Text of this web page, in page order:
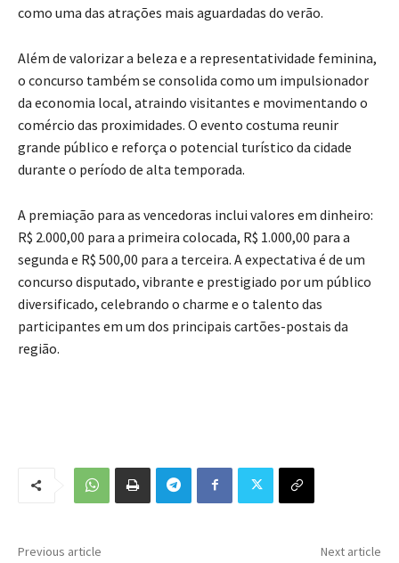
como uma das atrações mais aguardadas do verão.
Além de valorizar a beleza e a representatividade feminina,
o concurso também se consolida como um impulsionador
da economia local, atraindo visitantes e movimentando o
comércio das proximidades. O evento costuma reunir
grande público e reforça o potencial turístico da cidade
durante o período de alta temporada.
A premiação para as vencedoras inclui valores em dinheiro:
R$ 2.000,00 para a primeira colocada, R$ 1.000,00 para a
segunda e R$ 500,00 para a terceira. A expectativa é de um
concurso disputado, vibrante e prestigiado por um público
diversificado, celebrando o charme e o talento das
participantes em um dos principais cartões-postais da
região.
Previous article Next article